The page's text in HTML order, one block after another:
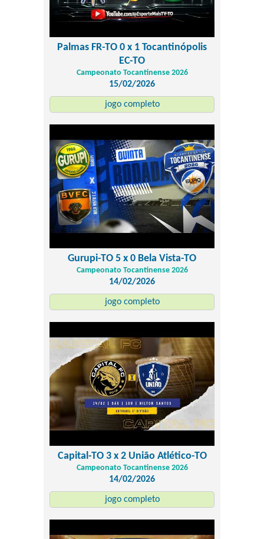
Palmas FR-TO 0 x 1 Tocantinópolis
EC-TO
Campeonato Tocantinense 2026
15/02/2026
jogo completo
Gurupi-TO 5 x 0 Bela Vista-TO
Campeonato Tocantinense 2026
14/02/2026
jogo completo
Capital-TO 3 x 2 União Atlético-TO
Campeonato Tocantinense 2026
14/02/2026
jogo completo